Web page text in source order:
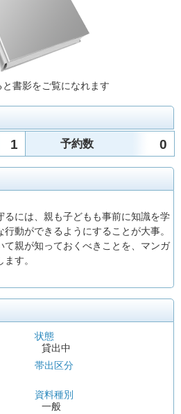
と書影をご覧になれます
1 予約数 0
るには、親も子どもも事前に知識を学
動ができるようにすることが大事。
て親が知っておくべきことを、マンガ
す。
状態
貸出中
帯出区分
資料種別
一般